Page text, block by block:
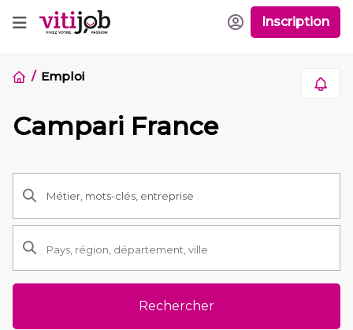
Inscription
Emploi
Campari France
Rechercher